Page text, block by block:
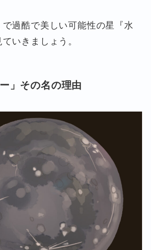
過酷で美しい可能性の星『水
いきましょう。
」その名の理由